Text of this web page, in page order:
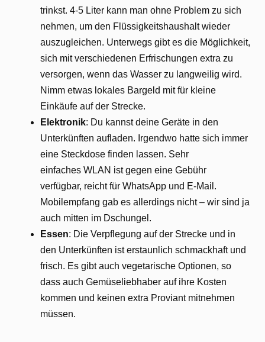
trinkst. 4-5 Liter kann man ohne Problem zu sich
nehmen, um den Flüssigkeitshaushalt wieder
auszugleichen. Unterwegs gibt es die Möglichkeit,
sich mit verschiedenen Erfrischungen extra zu
versorgen, wenn das Wasser zu langweilig wird.
Nimm etwas lokales Bargeld mit für kleine
Einkäufe auf der Strecke.
Elektronik: Du kannst deine Geräte in den
Unterkünften aufladen. Irgendwo hatte sich immer
eine Steckdose finden lassen. Sehr
einfaches WLAN ist gegen eine Gebühr
verfügbar, reicht für WhatsApp und E-Mail.
Mobilempfang gab es allerdings nicht – wir sind ja
auch mitten im Dschungel.
Essen: Die Verpflegung auf der Strecke und in
den Unterkünften ist erstaunlich schmackhaft und
frisch. Es gibt auch vegetarische Optionen, so
dass auch Gemüseliebhaber auf ihre Kosten
kommen und keinen extra Proviant mitnehmen
müssen.